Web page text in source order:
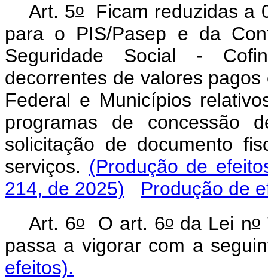
Art. 5oFicam reduzidas a
para o PIS/Pasep e da
Seguridade Social -
decorrentes de valores
Federal e Municípios
programas de concessão
solicitação de documento
serviços. (Produção de
214, de 2025)
Produção de
Art. 6oO art. 6o da Lei no
passa a vigorar com a
efeitos).